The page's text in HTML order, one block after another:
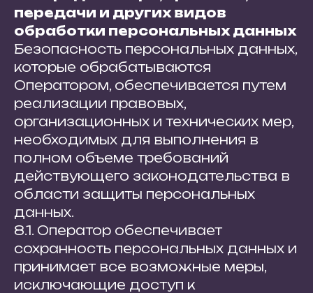
передачи и других видов
обработки персональных данных
Безопасность персональных данных,
которые обрабатываются
Оператором, обеспечивается путем
реализации правовых,
организационных и технических мер,
необходимых для выполнения в
полном объеме требований
действующего законодательства в
области защиты персональных
данных.
8.1. Оператор обеспечивает
сохранность персональных данных и
принимает все возможные меры,
исключающие доступ к